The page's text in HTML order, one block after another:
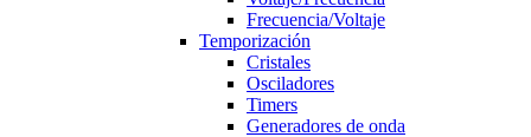
Frecuencia/Voltaje
Temporización
Cristales
Osciladores
Timers
Generadores de onda